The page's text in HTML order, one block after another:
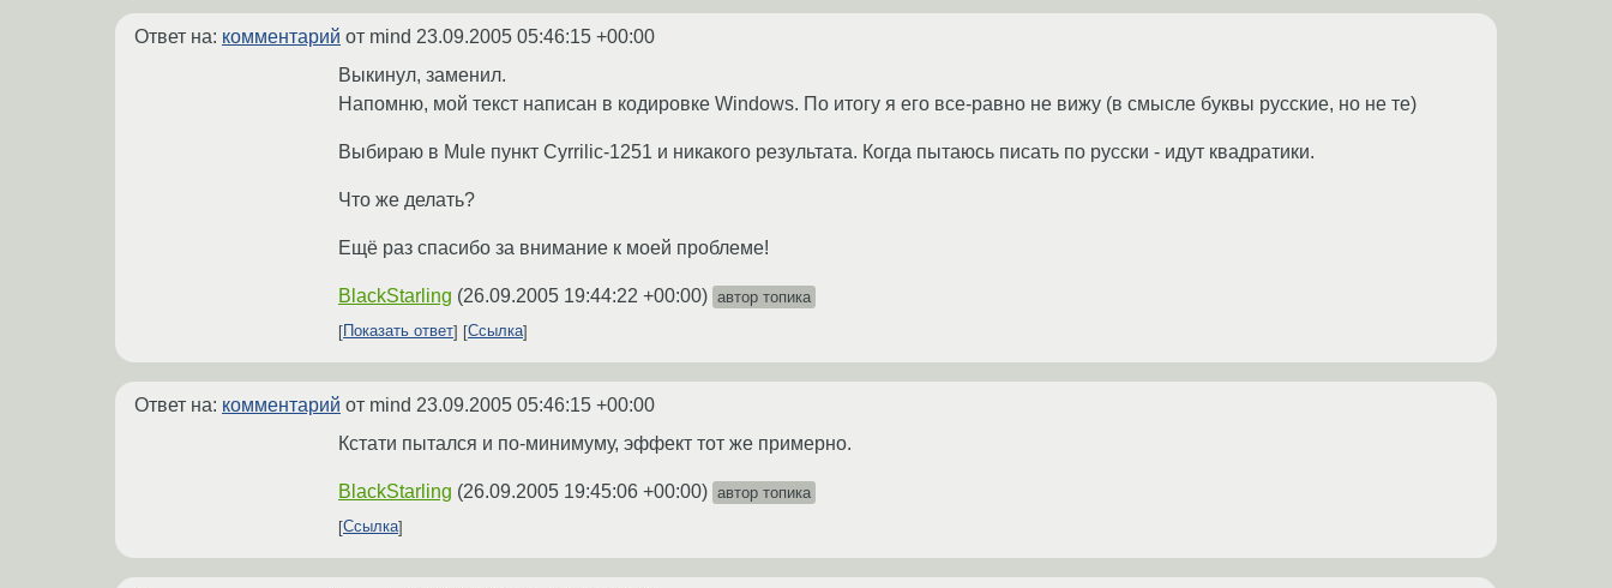
Ответ на: комментарий от mind 23.09.2005 05:46:15 +00:00
Выкинул, заменил.
Напомню, мой текст написан в кодировке Windows. По итогу я его все-равно не вижу (в смысле буквы русские, но не те)
Выбираю в Mule пункт Cyrrilic-1251 и никакого результата. Когда пытаюсь писать по русски - идут квадратики.
Что же делать?
Ещё раз спасибо за внимание к моей проблеме!
BlackStarling (26.09.2005 19:44:22 +00:00) автор топика
Показать ответ
Ссылка
Ответ на: комментарий от mind 23.09.2005 05:46:15 +00:00
Кстати пытался и по-минимуму, эффект тот же примерно.
BlackStarling (26.09.2005 19:45:06 +00:00) автор топика
Ссылка